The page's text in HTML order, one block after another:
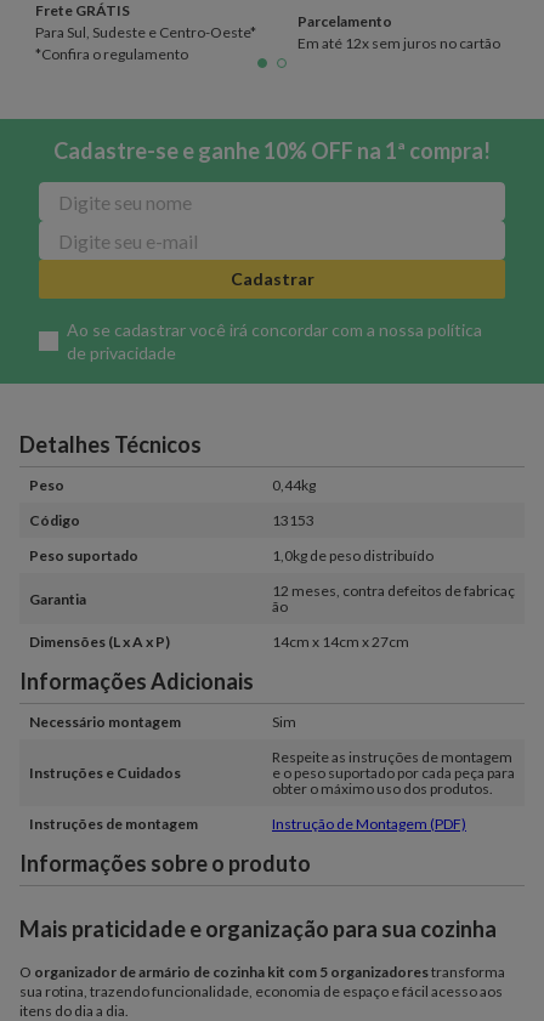
Frete GRÁTIS
Para Sul, Sudeste e Centro-Oeste*
*Confira o regulamento
Parcelamento
Em até 12x sem juros no cartão
Cadastre-se e ganhe 10% OFF na 1ª compra!
Cadastrar
Ao se cadastrar você irá concordar com a nossa política
de privacidade
Detalhes Técnicos
Peso
0,44kg
Código
13153
Peso suportado
1,0kg de peso distribuído
Garantia
12 meses, contra defeitos de fabricaç
ão
Dimensões (L x A x P)
14cm x 14cm x 27cm
Informações Adicionais
Necessário montagem Sim
Instruções e Cuidados
Respeite as instruções de montagem
e o peso suportado por cada peça para
obter o máximo uso dos produtos.
Instruções de montagem
Instrução de Montagem (PDF)
Informações sobre o produto
Mais praticidade e organização para sua cozinha
O organizador de armário de cozinha kit com 5 organizadorestransforma
sua rotina, trazendo funcionalidade, economia de espaço e fácil acesso aos
itens do dia a dia.